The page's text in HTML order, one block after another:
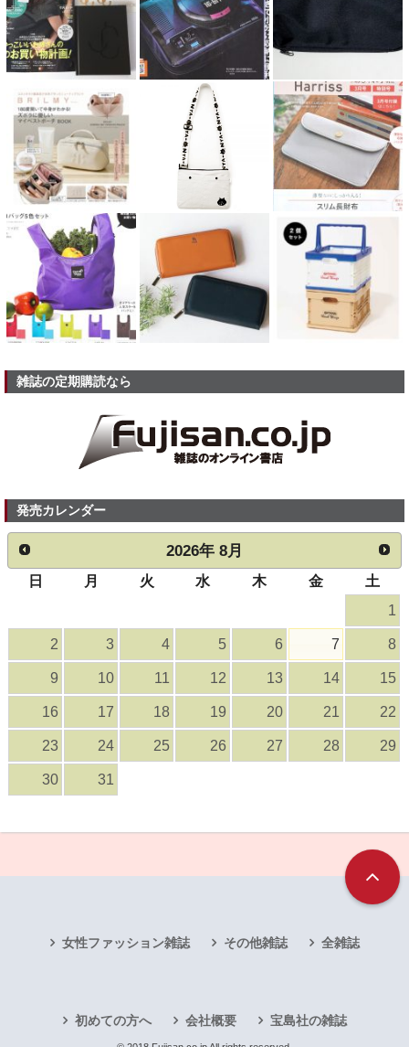
雑誌の定期購読なら
発売カレンダー
2026年 8月
日 月 火 水 木 金
土
1
2 3 4 5 6 7 8
9 10 11 12 13 14 15
16 17 18 19 20 21 22
23 24 25 26 27 28 29
30 31
女性ファッション雑誌 その他雑誌 全雑誌
初めての方へ 会社概要 宝島社の雑誌